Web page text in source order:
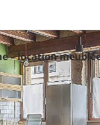
– location